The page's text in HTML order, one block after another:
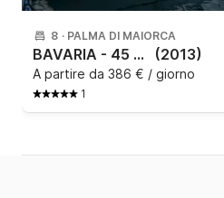
8 · PALMA DI MAIORCA
BAVARIA - 45 Cruiser (2013)
A partire da 386 € / giorno
1